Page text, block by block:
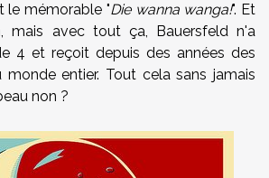
le mémorable "Die wanna wanga!". Et
mais avec tout ça, Bauersfeld n'a
4 et reçoit depuis des années des
entier. Tout cela sans jamais
non ?